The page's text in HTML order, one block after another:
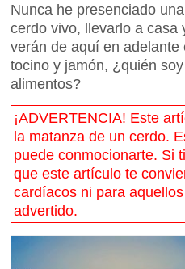
Nunca he presenciado
cerdo vivo, llevarlo a casa
verán de aquí en
tocino y jamón, ¿quién
alimentos?
¡ADVERTENCIA! Este
la matanza de un cerdo.
puede conmocionarte. Si
que este artículo te
cardíacos ni para
advertido.